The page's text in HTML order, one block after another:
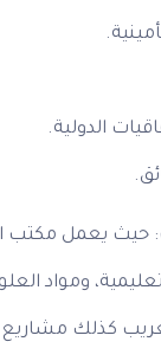
الدولية.
حيث يعمل مكتب
ومواد
كذلك